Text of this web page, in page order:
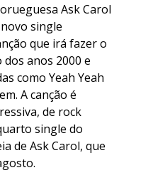
Ask Carol
single
que irá fazer o
anos 2000 e
como Yeah Yeah
A canção é
de rock
single do
de Ask Carol, que